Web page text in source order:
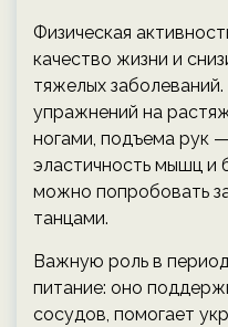
Физическая
качество жизни и
тяжелых
упражнений на
ногами, подъема рук
эластичность мышц и
можно попробовать
танцами.
Важную роль в
питание: оно
сосудов, помогает